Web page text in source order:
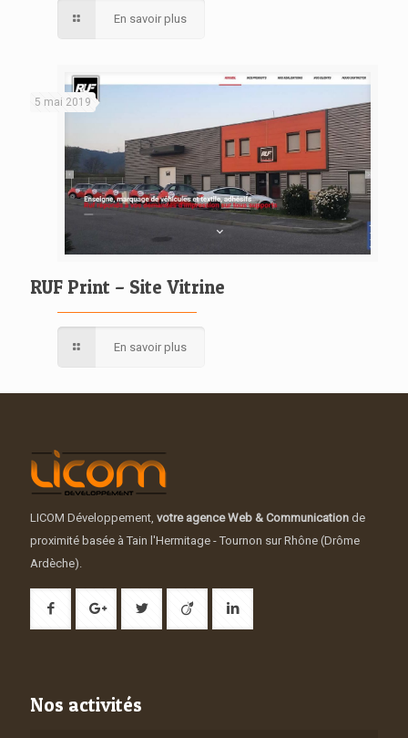
En savoir plus
5 mai 2019
RUF Print – Site Vitrine
En savoir plus
LICOM Développement, votre agence Web & Communication de
proximité basée à Tain l'Hermitage - Tournon sur Rhône (Drôme
Ardèche).
Nos activités